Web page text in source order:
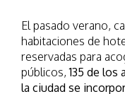
El pasado verano,
habitaciones de
reservadas para
públicos,135 de los
la ciudad se